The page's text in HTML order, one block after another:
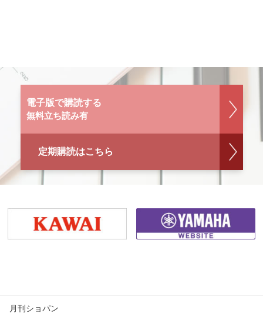
電子版で購読する
無料立ち読み有
定期購読はこちら
月刊ショパン